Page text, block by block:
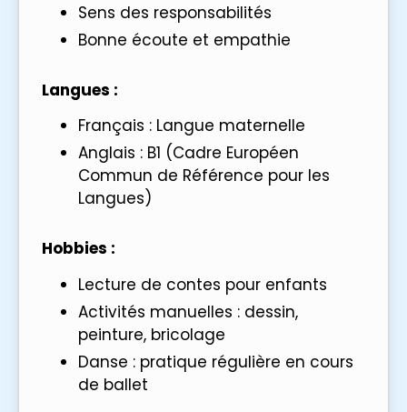
Sens des responsabilités
Bonne écoute et empathie
Langues :
Français : Langue maternelle
Anglais : B1 (Cadre Européen
Commun de Référence pour les
Langues)
Hobbies :
Lecture de contes pour enfants
Activités manuelles : dessin,
peinture, bricolage
Danse : pratique régulière en cours
de ballet